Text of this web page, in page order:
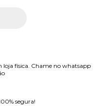
loja física. Chame no whatsapp
segura!